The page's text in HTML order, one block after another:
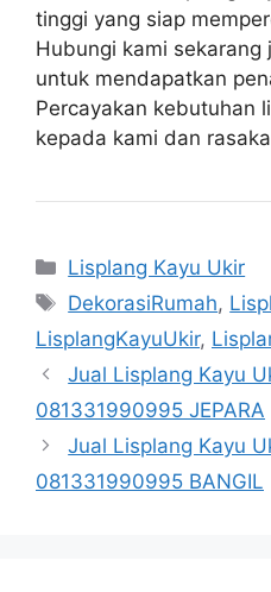
tinggi yang siap
Hubungi kami
untuk mendapatkan
Percayakan kebutuhan
kepada kami dan
Categories
Lisplang Kayu Ukir
Tags
DekorasiRumah,
LisplangKayuUkir,
Jual Lisplang Kayu
081331990995 JEPARA
Jual Lisplang Kayu
081331990995 BANGIL